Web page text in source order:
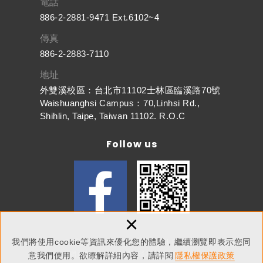
我們將使用cookie等資訊來優化您的體驗，繼續瀏覽即表示您同
意我們使用。欲瞭解詳細內容，請詳閱 隱私權保護政策
×
電話
886-2-2881-9471 Ext.6102~4
傳真
886-2-2883-7110
地址
外雙溪校區：台北市11102士林區臨溪路70號
Waishuanghsi Campus：70,Linhsi Rd.,
Shihlin, Taipe, Taiwan 11102. R.O.C
Follow us
Copyright © 東吳大學人文社會學院 All Rights Reserved.
網頁設計：新視野 隱私權保護政策